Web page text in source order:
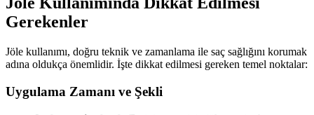
Gerekenler
Jöle kullanımı, doğru teknik ve zamanlama ile saç sağlığını korumak
adına oldukça önemlidir. İşte dikkat edilmesi gereken temel noktalar:
Uygulama Zamanı ve Şekli